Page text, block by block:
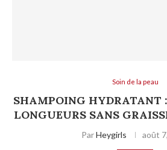
Soin de la peau
SHAMPOING HYDRATANT
LONGUEURS SANS
ParHeygirls août